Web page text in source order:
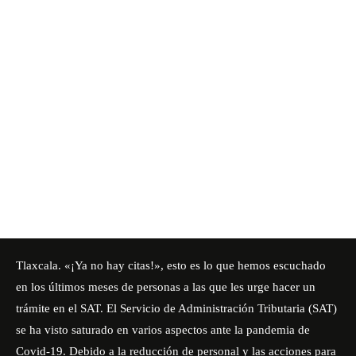
Tlaxcala. «¡Ya no hay citas!», esto es lo que hemos escuchado
en los últimos meses de personas a las que les urge hacer un
trámite en el SAT. El Servicio de Administración Tributaria (SAT)
se ha visto saturado en varios aspectos ante la pandemia de
Covid-19. Debido a la reducción de personal y las acciones para